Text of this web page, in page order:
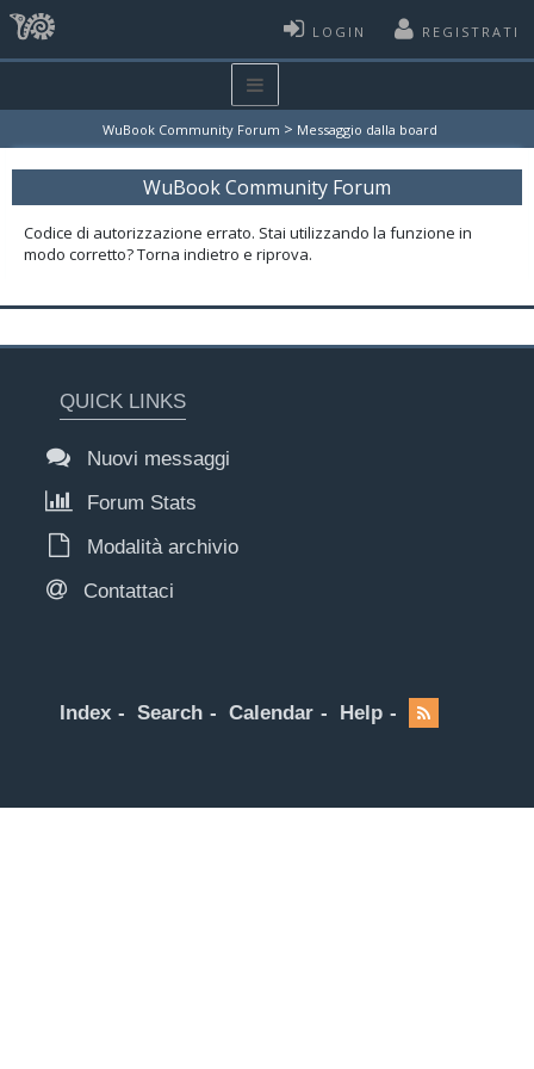
LOGIN REGISTRATI
WuBook Community Forum > Messaggio dalla board
WuBook Community Forum
Codice di autorizzazione errato. Stai utilizzando la funzione in
modo corretto? Torna indietro e riprova.
QUICK LINKS
Nuovi messaggi
Forum Stats
Modalità archivio
Contattaci
Index Search Calendar Help